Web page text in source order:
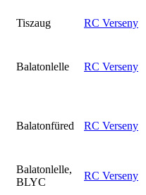
Tiszaug
RC Verseny
Balatonlelle
RC Verseny
Balatonfüred
RC Verseny
Balatonlelle,
BLYC
RC Verseny